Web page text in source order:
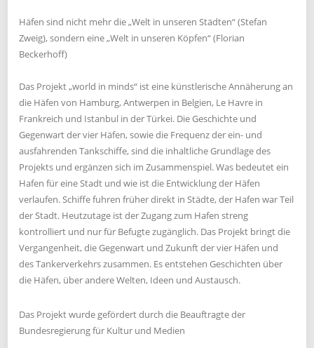
Häfen sind nicht mehr die „Welt in unseren Städten“ (Stefan
Zweig), sondern eine „Welt in unseren Köpfen“ (Florian
Beckerhoff)
Das Projekt „world in minds“ ist eine künstlerische Annäherung an
die Häfen von Hamburg, Antwerpen in Belgien, Le Havre in
Frankreich und Istanbul in der Türkei. Die Geschichte und
Gegenwart der vier Häfen, sowie die Frequenz der ein- und
ausfahrenden Tankschiffe, sind die inhaltliche Grundlage des
Projekts und ergänzen sich im Zusammenspiel. Was bedeutet ein
Hafen für eine Stadt und wie ist die Entwicklung der Häfen
verlaufen. Schiffe fuhren früher direkt in Städte, der Hafen war Teil
der Stadt. Heutzutage ist der Zugang zum Hafen streng
kontrolliert und nur für Befugte zugänglich. Das Projekt bringt die
Vergangenheit, die Gegenwart und Zukunft der vier Häfen und
des Tankerverkehrs zusammen. Es entstehen Geschichten über
die Häfen, über andere Welten, Ideen und Austausch.
Das Projekt wurde gefördert durch die Beauftragte der
Bundesregierung für Kultur und Medien